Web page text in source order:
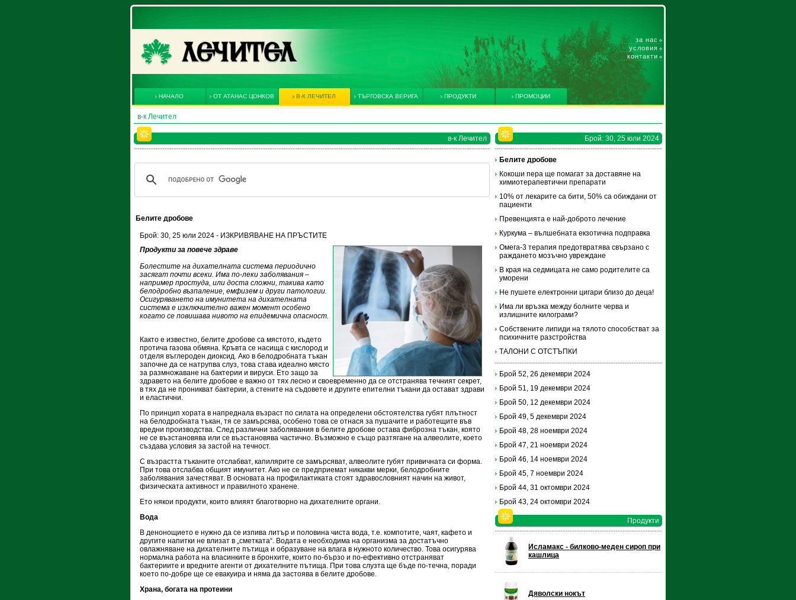
за нас
условия
контакти
НАЧАЛО ОТ АТАНАС ЦОНКОВ В-К ЛЕЧИТЕЛ ТЪРГОВСКА ВЕРИГА ПРОДУКТИ ПРОМОЦИИ
в-к Лечител
в-к Лечител
Белите дробове
Брой: 30, 25 юли 2024 - ИЗКРИВЯВАНЕ НА ПРЪСТИТЕ
Продукти за повече здраве
Болестите на дихателната система периодично
засягат почти всеки. Има по-леки заболявания –
например простуда, или доста сложни, такива като
белодробно възпаление, емфизем и други патологии.
Осигуряването на имунитета на дихателната
система е изключително важен момент особено
когато се повишава нивото на епидемична опасност.
Както е известно, белите дробове са мястото, където
протича газова обмяна. Кръвта се насища с кислород и
отдeля въглероден диоксид. Ако в белодробната тъкан
започне да се натрупва слуз, това става идеално място
за размножаване на бактерии и вируси. Ето защо за
здравето на белите дробове е важно от тях лесно и своевременно да се отстранява течният секрет,
в тях да не проникват бактерии, а стените на съдовете и другите епителни тъкани да остават здрави
и еластични.
По принцип хората в напреднала възраст по силата на определени обстоятелства губят плътност
на белодробната тъкан, тя се замърсява, особено това се отнася за пушачите и работещите във
вредни производства. След различни заболявания в белите дробове остава фиброзна тъкан, която
не се възстановява или се възстановява частично. Възможно е също разтягане на алвеолите, което
създава условия за застой на течност.
С възрастта тъканите отслабват, капилярите се замърсяват, алвеолите губят привичната си форма.
При това отслабва общият имунитет. Ако не се предприемат никакви мерки, белодробните
заболявания зачестяват. В основата на профилактиката стоят здравословният начин на живот,
физическата активност и правилното хранене.
Ето някои продукти, които влияят благотворно на дихателните органи.
Вода
В денонощието е нужно да се изпива литър и половина чиста вода, т.е. компотите, чаят, кафето и
другите напитки не влизат в „сметката“. Водата е необходима на организма за достатъчно
овлажняване на дихателните пътища и образуване на влага в нужното количество. Това осигурява
нормална работа на власинките в бронхите, които по-бързо и по-ефективно отстраняват
бактериите и вредните агенти от дихателните пътища. При това слуз­та ще бъде по-течна, поради
което по-добре ще се евакуира и няма да застоява в белите дробове.
Храна, богата на протеини
Брой: 30, 25 юли 2024
Белите дробове
Кокоши пера ще помагат за доставяне на
химиотерапевтични препарати
10% от лекарите са бити, 50% са обиждани от
пациенти
Превенцията е най-доброто лечение
Куркума – вълшебната екзотична подправка
Омега-3 терапия предотвратява свързано с
раждането мозъчно увреждане
В края на седмицата не само родителите са
уморени
Не пушете електронни цигари близо до деца!
Има ли връзка между болните черва и
излишните килограми?
Собствените липиди на тялото способстват за
психичните разстройства
ТАЛОНИ С ОТСТЪПКИ
Брой 52, 26 декември 2024
Брой 51, 19 декември 2024
Брой 50, 12 декември 2024
Брой 49, 5 декември 2024
Брой 48, 28 ноември 2024
Брой 47, 21 ноември 2024
Брой 46, 14 ноември 2024
Брой 45, 7 ноември 2024
Брой 44, 31 октомври 2024
Брой 43, 24 октомври 2024
Продукти
Исламакс - билково-меден сироп при
кашлица
Дяволски нокът